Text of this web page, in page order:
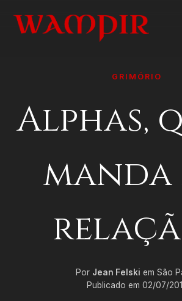
GRIMÓRIO
Alphas,
Por Jean Felski em São
Publicado em 02/07/